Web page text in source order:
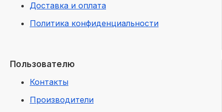
Доставка и оплата
Политика конфиденциальности
Пользователю
Контакты
Производители